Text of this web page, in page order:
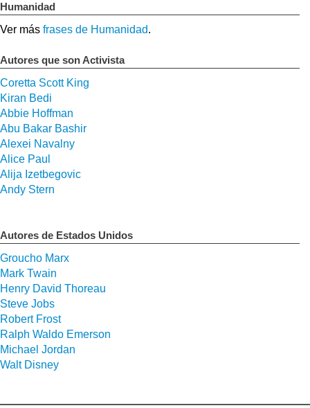
Humanidad
Ver más frases de Humanidad.
Autores que son Activista
Coretta Scott King
Kiran Bedi
Abbie Hoffman
Abu Bakar Bashir
Alexei Navalny
Alice Paul
Alija Izetbegovic
Andy Stern
Autores de Estados Unidos
Groucho Marx
Mark Twain
Henry David Thoreau
Steve Jobs
Robert Frost
Ralph Waldo Emerson
Michael Jordan
Walt Disney